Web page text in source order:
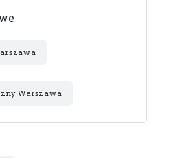
Warszawa